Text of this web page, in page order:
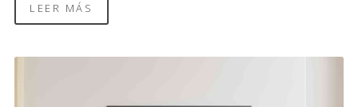
LEER MÁS